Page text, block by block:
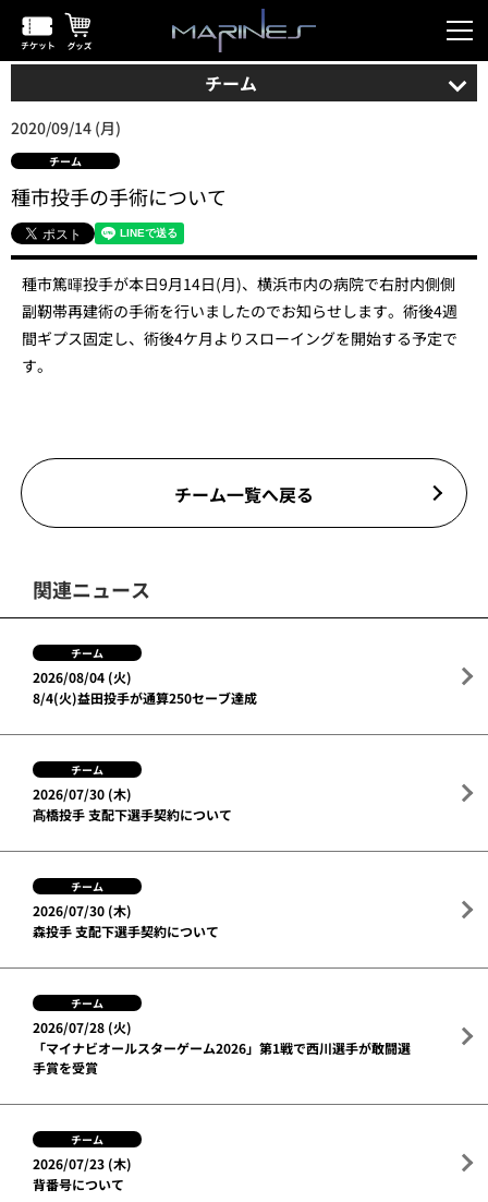
チーム
2020/09/14 (月)
チーム
種市投手の手術について
種市篤暉投手が本日9月14日(月)、横浜市内の病院で右肘内側側
副靭帯再建術の手術を行いましたのでお知らせします。術後4週
間ギプス固定し、術後4ケ月よりスローイングを開始する予定で
す。
チーム一覧へ戻る
関連ニュース
チーム
2026/08/04 (火)
8/4(火)益田投手が通算250セーブ達成
チーム
2026/07/30 (木)
髙橋投手 支配下選手契約について
チーム
2026/07/30 (木)
森投手 支配下選手契約について
チーム
2026/07/28 (火)
「マイナビオールスターゲーム2026」第1戦で西川選手が敢闘選
手賞を受賞
チーム
2026/07/23 (木)
背番号について